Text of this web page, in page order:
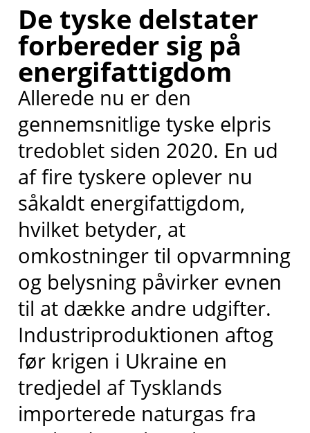
De tyske delstater
forbereder sig på
energifattigdom
Allerede nu er den
gennemsnitlige tyske elpris
tredoblet siden 2020. En ud
af fire tyskere oplever nu
såkaldt energifattigdom,
hvilket betyder, at
omkostninger til opvarmning
og belysning påvirker evnen
til at dække andre udgifter.
Industriproduktionen aftog
før krigen i Ukraine en
tredjedel af Tysklands
importerede naturgas fra